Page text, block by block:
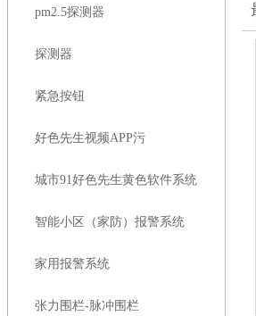
pm2.5探测器
探测器
紧急按钮
好色先生视频APP污
城市91好色先生黄色软件系统
智能小区（家防）报警系统
家用报警系统
张力围栏-脉冲围栏